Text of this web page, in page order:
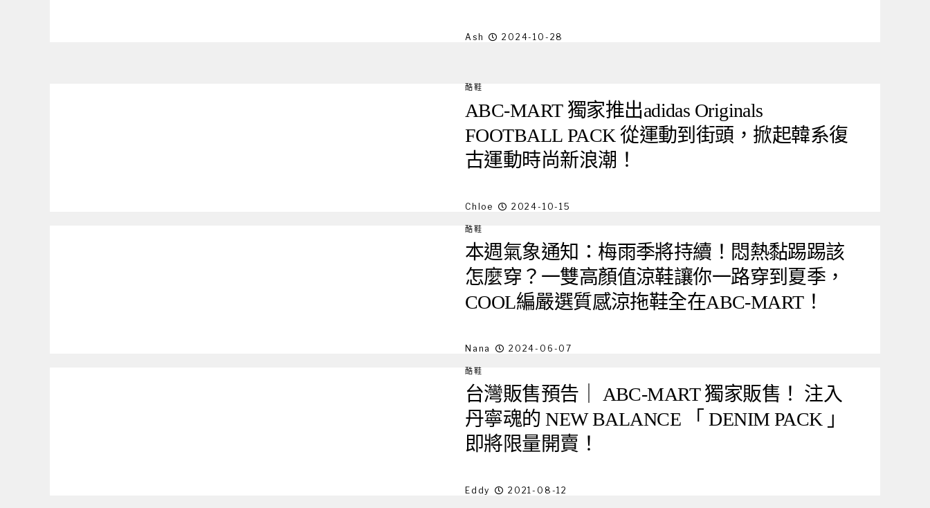
Ash 2024-10-28
酷鞋
ABC-MART 獨家推出adidas Originals
FOOTBALL PACK 從運動到街頭，掀起韓系復
古運動時尚新浪潮！
Chloe 2024-10-15
酷鞋
本週氣象通知：梅雨季將持續！悶熱黏踢踢該
怎麼穿？一雙高顏值涼鞋讓你一路穿到夏季，
COOL編嚴選質感涼拖鞋全在ABC-MART！
Nana 2024-06-07
酷鞋
台灣販售預告｜ ABC-MART 獨家販售！ 注入
丹寧魂的 NEW BALANCE 「 DENIM PACK 」
即將限量開賣！
Eddy 2021-08-12